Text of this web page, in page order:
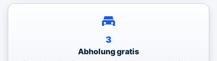
3
Abholung gratis